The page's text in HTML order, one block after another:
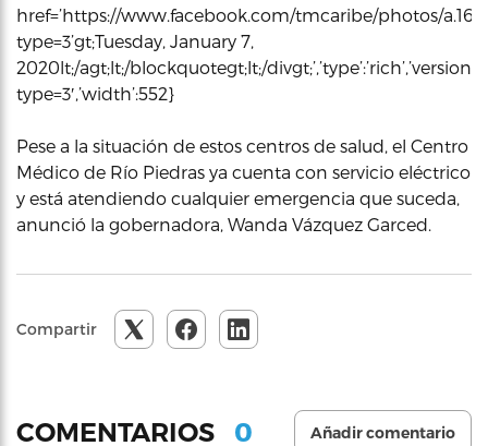
href=’https://www.facebook.com/tmcaribe/photos/
type=3’gt;Tuesday, January 7,
2020lt;/agt;lt;/blockquotegt;lt;/
type=3′,’width’:552}
Pese a la situación de estos centros de salud, el Centro
Médico de Río Piedras ya cuenta con servicio eléctrico
y está atendiendo cualquier emergencia que suceda,
anunció la gobernadora, Wanda Vázquez Garced.
Compartir
COMENTARIOS 0 Añadir comentario